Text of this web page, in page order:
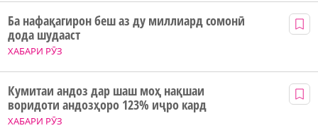
ХАБАРИ РӮЗ
Ба нафақагирон беш аз ду миллиард сомонӣ
дода шудааст
ХАБАРИ РӮЗ
Кумитаи андоз дар шаш моҳ нақшаи
воридоти андозҳоро 123% иҷро кард